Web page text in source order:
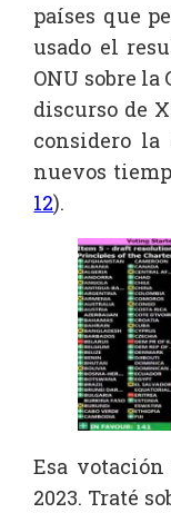
países que
usado el
ONU sobre la
discurso de
considero
nuevos
12).
Esa
2023. Traté